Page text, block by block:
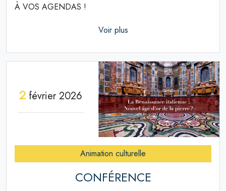
À VOS AGENDAS !
Voir plus
2 février 2026
Animation culturelle
CONFÉRENCE